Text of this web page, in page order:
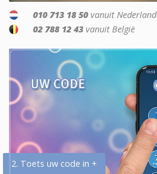
010 713 18 50 vanuit Nederland
02 788 12 43 vanuit België
2. Toets uw code in +